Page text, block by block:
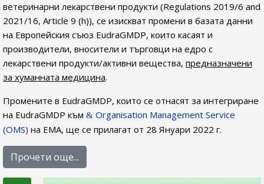
ветеринарни лекарствени продукти (Regulations 2019/6 and
2021/16, Article 9 (h)), се изискват промени в базата данни
на Европейския съюз EudraGMDP, които касаят и
производители, вносители и търговци на едро с
лекарствени продукти/активни вещества, предназначени
за хуманната медицина.
Промените в EudraGMDP, които се отнасят за интегриране
на EudraGMDP към
Organisation Management Service
(OMS) на EMA, ще се прилагат от 28 Януари 2022 г.
Прочети още...